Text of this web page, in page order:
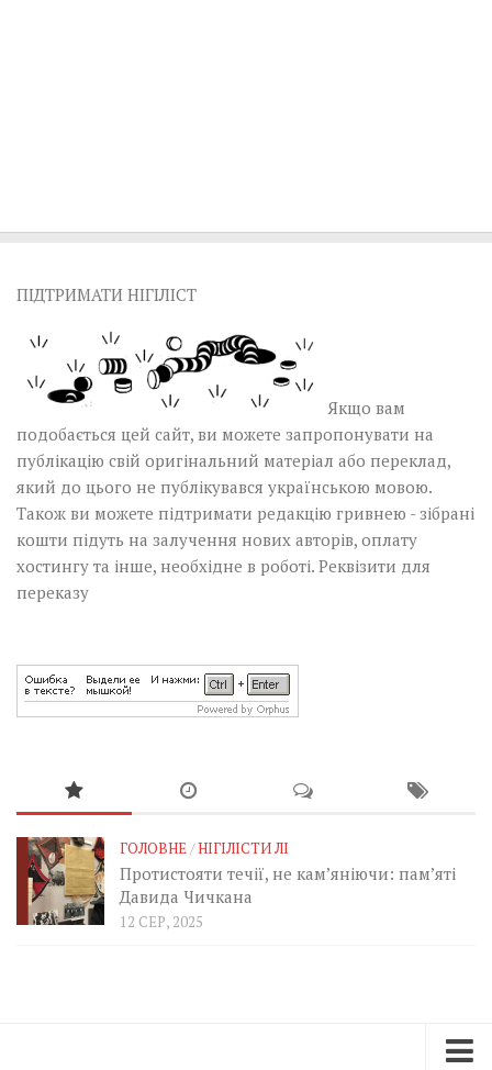
ПІДТРИМАТИ НІГІЛІСТ
Якщо вам
подобається цей сайт, ви можете запропонувати на
публікацію свій оригінальний матеріал або переклад,
який до цього не публікувався українською мовою.
Також ви можете підтримати редакцію гривнею - зібрані
кошти підуть на залучення нових авторів, оплату
хостингу та інше, необхідне в роботі. Реквізити для
переказу
ГОЛОВНЕ/НІГІЛІСТИ ЛІ
Протистояти течії, не кам’яніючи: пам’яті
Давида Чичкана
12 СЕР, 2025